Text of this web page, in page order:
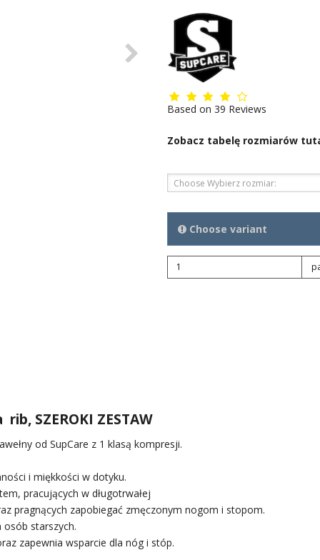
Based on 39 Reviews
Zobacz tabelę rozmiarów
Choose Wybierz rozmiar:
Choose variant
SZEROKI ZESTAW
od SupCare z 1 klasą kompresji.
i miękkości w dotyku.
pracujących w długotrwałej
pragnących zapobiegać zmęczonym nogom i stopom.
osób starszych.
zapewnia wsparcie dla nóg i stóp.